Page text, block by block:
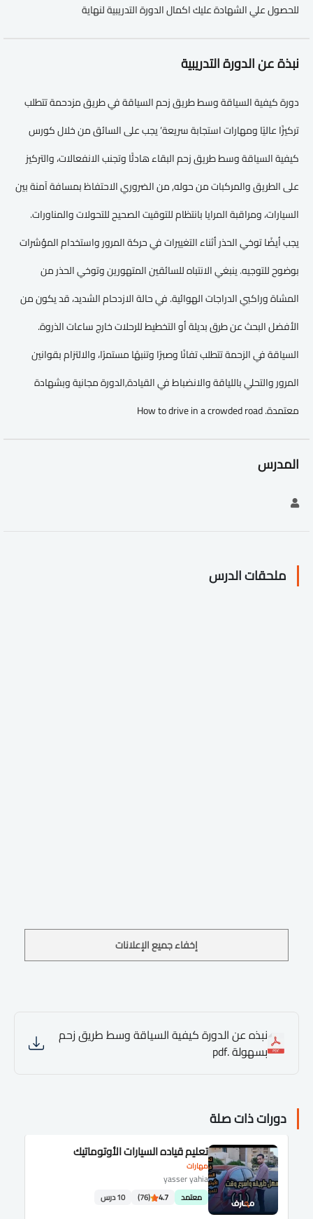
للحصول علي الشهادة عليك اكمال الدورة التدريبية لنهاية
نبذة عن الدورة التدريبية
دورة كيفية السياقة وسط طريق زحم السياقة في طريق مزدحمة تتطلب
تركيزًا عاليًا ومهارات استجابة سريعة’ يجب على السائق من خلال كورس
كيفية السياقة وسط طريق زحم البقاء هادئًا وتجنب الانفعالات، والتركيز
على الطريق والمركبات من حوله, من الضروري الاحتفاظ بمسافة آمنة بين
السيارات، ومراقبة المرايا بانتظام للتوقيت الصحيح للتحولات والمناورات.
يجب أيضًا توخي الحذر أثناء التغييرات في حركة المرور واستخدام المؤشرات
بوضوح للتوجيه. ينبغي الانتباه للسائقين المتهورين وتوخي الحذر من
المشاة وراكبي الدراجات الهوائية. في حالة الازدحام الشديد، قد يكون من
الأفضل البحث عن طرق بديلة أو التخطيط للرحلات خارج ساعات الذروة.
السياقة في الزحمة تتطلب تفانًا وصبرًا وتنبهًا مستمرًا، والالتزام بقوانين
المرور والتحلي باللياقة والانضباط في القيادة,الدورة مجانية وبشهادة
معتمدة. How to drive in a crowded road
المدرس
ملحقات الدرس
إخفاء جميع الإعلانات
نبذه عن الدورة كيفية السياقة وسط طريق زحم
بسهولة .pdf
دورات ذات صلة
مهارات
تعليم قياده السيارات الأوتوماتيك
yasser yahia
معتمد 4.7
(76) 10 درس